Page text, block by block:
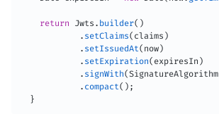
return Jwts . builder( )
. setClaims( claims )
. setIssuedAt( now )
. setExpiration( expiresIn )
. signWith(SignatureAlgorithm
. compact( ) ;
}